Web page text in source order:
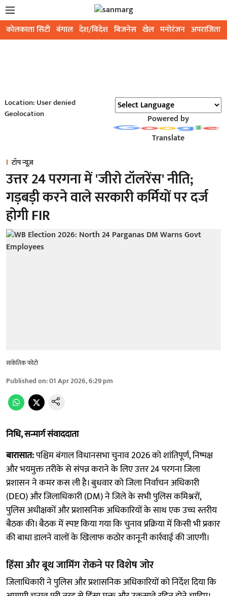
कोलकाता सिटी बंगाल देश/विदेश बिजनेस खेल मनोरंजन अपराजिता
Location: User denied
Geolocation
Powered by
Translate
टॉप न्यूज़
उत्तर 24 परगना में 'जीरो टॉलरेंस' नीति;
गड़बड़ी करने वाले सरकारी कर्मियों पर दर्ज
होगी FIR
सांकेतिक फोटो
Published on:01 Apr 2026, 6:29 pm
निधि, सन्मार्ग संवाददाता
बारासात:पश्चिम बंगाल विधानसभा चुनाव 2026 को शांतिपूर्ण, निष्पक्ष
और भयमुक्त तरीके से संपन्न कराने के लिए उत्तर 24 परगना जिला
प्रशासन ने कमर कस ली है। बुधवार को जिला निर्वाचन अधिकारी
(DEO) और जिलाधिकारी (DM) ने जिले के सभी पुलिस कमिश्नरों,
पुलिस अधीक्षकों और प्रशासनिक अधिकारियों के साथ एक उच्च स्तरीय
बैठक की। बैठक में स्पष्ट किया गया कि चुनाव प्रक्रिया में किसी भी प्रकार
की बाधा डालने वालों के खिलाफ कठोर कानूनी कार्रवाई की जाएगी।
हिंसा और बूथ जामिंग रोकने पर विशेष जोर
जिलाधिकारी ने पुलिस और प्रशासनिक अधिकारियों को निर्देश दिया कि